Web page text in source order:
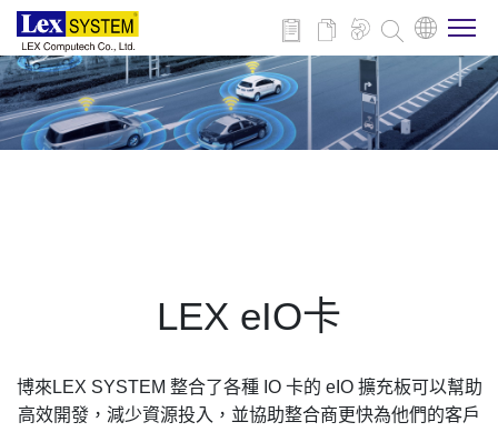
關於博來
下載
LEX eIO卡
博來LEX SYSTEM 整合了各種 IO 卡的 eIO 擴充板可以幫助
高效開發，減少資源投入，並協助整合商更快為他們的客戶